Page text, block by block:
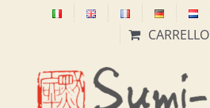
CARRELLO